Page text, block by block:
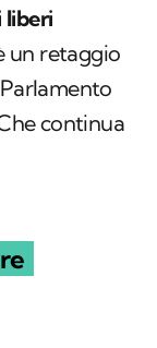
liberi
un retaggio
continua